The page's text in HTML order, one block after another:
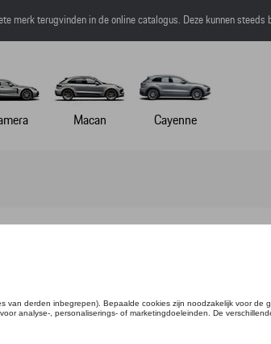
merk terugvinden in de online catalogus. Deze kunnen steeds
Macan Cayenne